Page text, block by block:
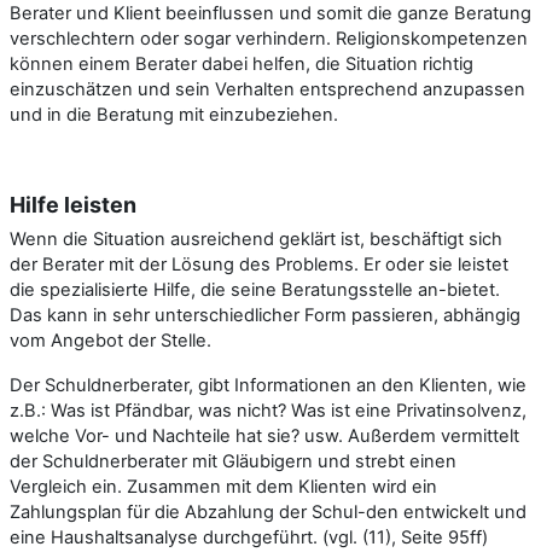
Berater und Klient beeinflussen und somit die ganze Beratung
verschlechtern oder sogar verhindern. Religionskompetenzen
können einem Berater dabei helfen, die Situation richtig
einzuschätzen und sein Verhalten entsprechend anzupassen
und in die Beratung mit einzubeziehen.
Hilfe leisten
Wenn die Situation ausreichend geklärt ist, beschäftigt sich
der Berater mit der Lösung des Problems. Er oder sie leistet
die spezialisierte Hilfe, die seine Beratungsstelle an-bietet.
Das kann in sehr unterschiedlicher Form passieren, abhängig
vom Angebot der Stelle.
Der Schuldnerberater, gibt Informationen an den Klienten, wie
z.B.: Was ist Pfändbar, was nicht? Was ist eine Privatinsolvenz,
welche Vor- und Nachteile hat sie? usw. Außerdem vermittelt
der Schuldnerberater mit Gläubigern und strebt einen
Vergleich ein. Zusammen mit dem Klienten wird ein
Zahlungsplan für die Abzahlung der Schul-den entwickelt und
eine Haushaltsanalyse durchgeführt. (vgl. (11), Seite 95ff)